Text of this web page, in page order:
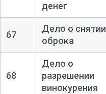
денег
67
Дело о снятии
оброка
68
Дело о
разрешении
винокурения